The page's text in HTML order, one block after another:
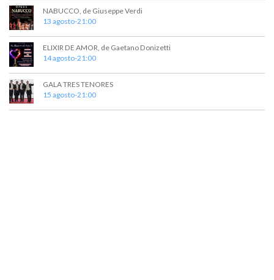
NABUCCO, de Giuseppe Verdi
13 agosto-21:00
ELIXIR DE AMOR, de Gaetano Donizetti
14 agosto-21:00
GALA TRES TENORES
15 agosto-21:00